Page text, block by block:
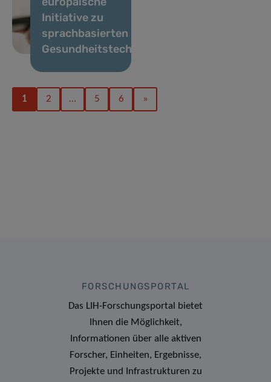
Initiative zu
sprachbasierten
Gesundheitstechnologien
1 2 … 5 6 »
FORSCHUNGSPORTAL
Das LIH-Forschungsportal bietet
Ihnen die Möglichkeit,
Informationen über alle aktiven
Forscher, Einheiten, Ergebnisse,
Projekte und Infrastrukturen zu